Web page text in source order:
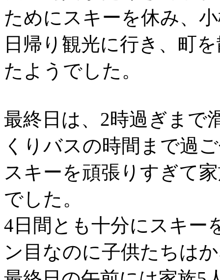
ためにスキーを休み、
日帰り観光に行き、町
たようでした。
最終日は、2時過ぎまで
くりバスの時間まで過
スキーを頑張りすぎて
でした。
4日間とも十分にスキー
ン目なのに子供たちは